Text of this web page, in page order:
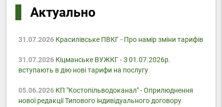
Актуально
31.07.2026Красилівське ПВКГ - Про намір зміни тарифів
31.07.2026Кіцманське ВУЖКГ - З 01.07.2026р.
вступають в дію нові тарифи на послугу
05.06.2026КП "Костопільводоканал" - Оприлюднення
нової редакції Типового індивідуального договору